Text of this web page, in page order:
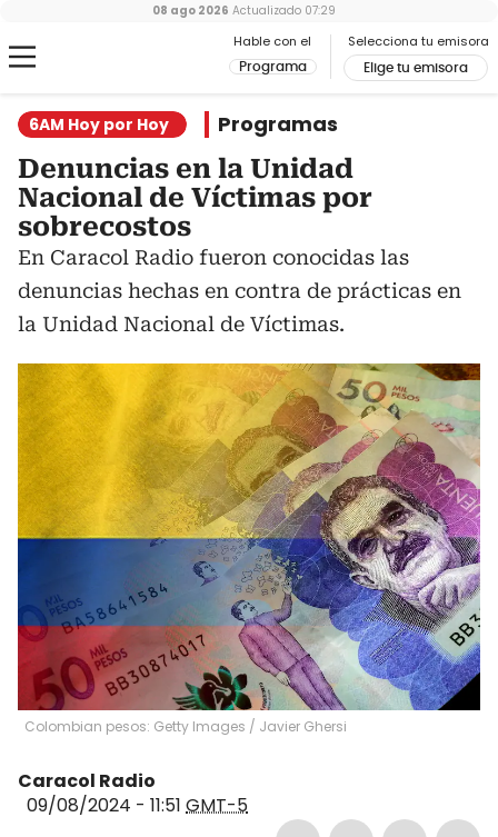
Hable con el
Programa
Selecciona tu emisora
Elige tu emisora
08 ago 2026 Actualizado 07:29
6AM Hoy por Hoy Programas
Denuncias en la Unidad
Nacional de Víctimas por
sobrecostos
En Caracol Radio fueron conocidas las
denuncias hechas en contra de prácticas en
la Unidad Nacional de Víctimas.
Colombian pesos: Getty Images / Javier Ghersi
Caracol Radio
09/08/2024 - 11:51 GMT-5